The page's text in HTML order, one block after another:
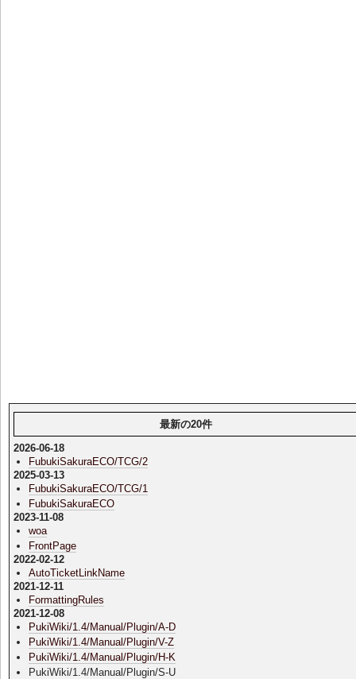
最新の20件
2026-06-18
FubukiSakuraECO/TCG/2
2025-03-13
FubukiSakuraECO/TCG/1
FubukiSakuraECO
2023-11-08
woa
FrontPage
2022-02-12
AutoTicketLinkName
2021-12-11
FormattingRules
2021-12-08
PukiWiki/1.4/Manual/Plugin/A-D
PukiWiki/1.4/Manual/Plugin/V-Z
PukiWiki/1.4/Manual/Plugin/H-K
PukiWiki/1.4/Manual/Plugin/S-U